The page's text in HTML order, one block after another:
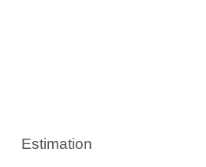
Estimation